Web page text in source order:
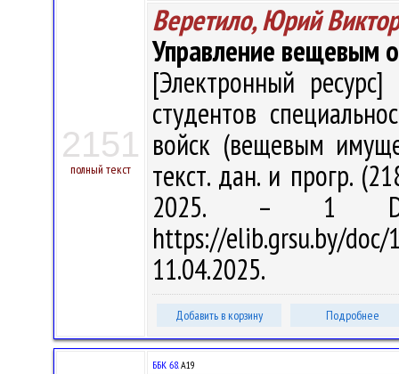
2151
полный текст
Веретило, Юрий
Управление вещевым
[Электронный
студентов
войск (вещевым
текст. дан. и прогр.
2025. – 1
https://elib.grsu.by/
11.04.2025.
Добавить в корзину Подробнее
ББК 68.А19